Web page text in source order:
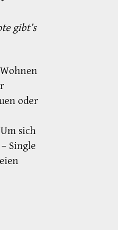
gibt’s
oder
sich
Single